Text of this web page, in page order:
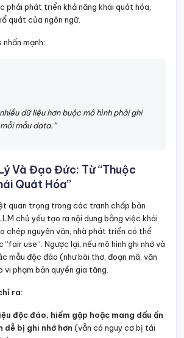
phải phát triển khả năng khái quát hóa,
quát của ngôn ngữ.
mạnh:
dữ liệu hơn buộc mô hình phải ghi
mẫu data.”
Và Đạo Đức: Từ “Thuộc
Quát Hóa”
quan trọng trong các tranh chấp bản
chủ yếu tạo ra nội dung bằng việc khái
chép nguyên văn, nhà phát triển có thể
use”. Ngược lại, nếu mô hình ghi nhớ và
mẫu độc đáo (như bài thơ, đoạn mã, văn
phạm bản quyền gia tăng.
ra:
độc đáo, hiếm gặp hoặc mang dấu ấn
dễ bị ghi nhớ hơn (vẫn có nguy cơ bị tái